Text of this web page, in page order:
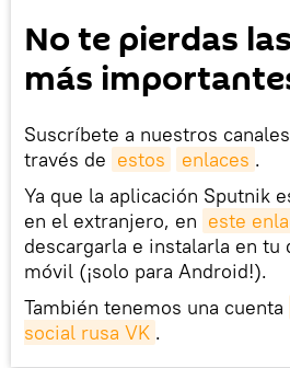
No te pierdas
más
Suscríbete a nuestros
través de estos enlaces .
Ya que la aplicación Sputnik
en el extranjero, en este
descargarla e instalarla en tu
móvil (¡solo para Android!).
También tenemos una cuenta
social rusa VK .